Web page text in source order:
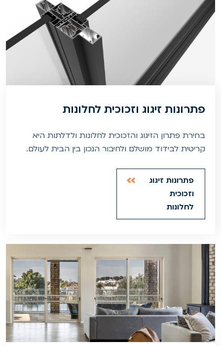
פתרונות זיגוג וזכוכית לחלונות
בחירת פתרון הזיגוג והזכוכית לחלונות ולדלתות היא
קריטית לבידוד מושלם ולחיבור הנכון בין הבית לעולם.
פתרונות זיגוג
וזכוכית
לחלונות